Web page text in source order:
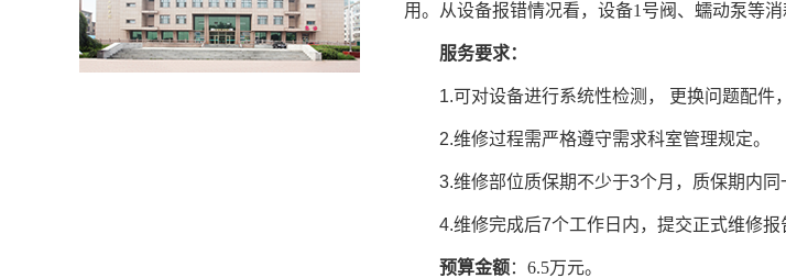
用。 从设备报错情况看，设备1号阀、蠕动泵等消
服务要求：
1.可对设备进行系统性检测， 更换问题配件
2.维修过程需严格遵守需求科室管理规定。
3.维修部位质保期不少于3个月 ，质保期内同
4.维修完成后7个工作日内，提交正式维修
预算金额： 6.5万元。